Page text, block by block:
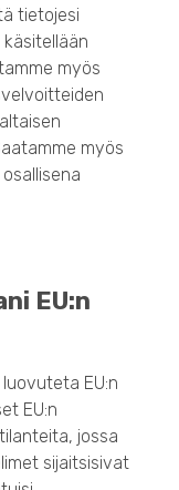
tietojesi
myös
myös
EU:n
EU:n
EU:n
jossa
sijaitsisivat